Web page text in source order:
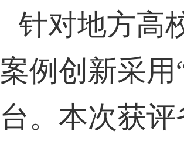
针对地方高
案例创新采用
台。本次获